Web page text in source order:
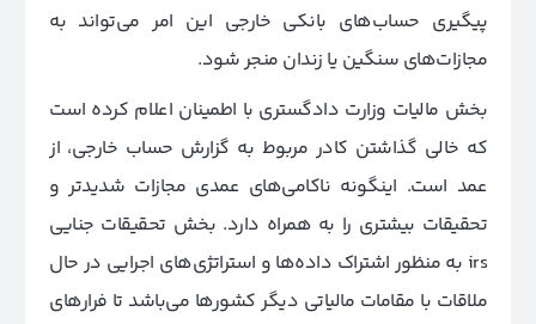
پیگیری حساب‌های بانکی خارجی این امر می‌تواند به
مجازات‌های سنگین یا زندان منجر شود.
بخش مالیات وزارت دادگستری با اطمینان اعلام کرده است
که خالی گذاشتن کادر مربوط به گزارش حساب خارجی، از
عمد است. اینگونه ناکامی‌های عمدی مجازات شدیدتر و
تحقیقات بیشتری را به همراه دارد. بخش تحقیقات جنایی
irs به منظور اشتراک داده‌ها و استراتژی‌های اجرایی در حال
ملاقات با مقامات مالیاتی دیگر کشورها می‌باشد تا فرارهای